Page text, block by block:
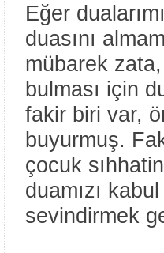
Eğer
duasını
mübarek
bulması için
fakir biri var,
buyurmuş.
çocuk
duamızı
sevindirmek